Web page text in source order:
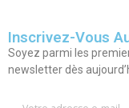
Inscrivez-Vous
Soyez parmi les
newsletter dès